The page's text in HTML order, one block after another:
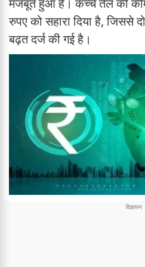
मजबूत हुआ है। कच्चे तेल की
रुपए को सहारा दिया है, जिससे
बढ़त दर्ज की गई है।